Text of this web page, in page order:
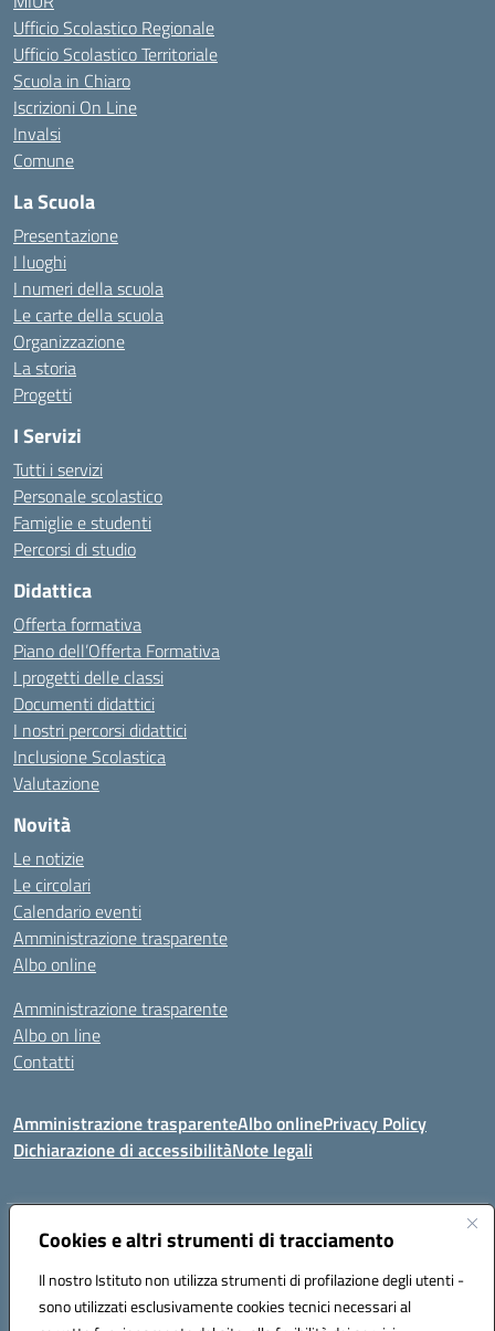
Cookies e altri strumenti di tracciamento
Il nostro Istituto non utilizza strumenti di profilazione degli utenti -
sono utilizzati esclusivamente cookies tecnici necessari al
Ufficio Scolastico Regionale
Ufficio Scolastico Territoriale
Scuola in Chiaro
Iscrizioni On Line
Invalsi
Comune
La Scuola
Presentazione
I luoghi
I numeri della scuola
Le carte della scuola
Organizzazione
La storia
Progetti
I Servizi
Tutti i servizi
Personale scolastico
Famiglie e studenti
Percorsi di studio
Didattica
Offerta formativa
Piano dell’Offerta Formativa
I progetti delle classi
Documenti didattici
I nostri percorsi didattici
Inclusione Scolastica
Valutazione
Novità
Le notizie
Le circolari
Calendario eventi
Amministrazione trasparente
Albo online
Amministrazione trasparente
Albo on line
Contatti
Amministrazione trasparenteAlbo onlinePrivacy Policy
Dichiarazione di accessibilitàNote legali
Indirizzo:Via Tirso, 07011 Bono (SS)
Posta elettronica certificata (PEC):ssic820006@pec.istruzione.it
Codice fiscale: 81000530907